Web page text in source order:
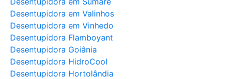
Desentupidora em Valinhos
Desentupidora em Vinhedo
Desentupidora Flamboyant
Desentupidora Goiânia
Desentupidora HidroCool
Desentupidora Hortolândia